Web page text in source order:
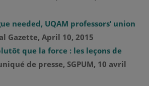
needed, UQAM professors’ union
Gazette, April 10, 2015
que la force : les leçons de
de presse, SGPUM, 10 avril